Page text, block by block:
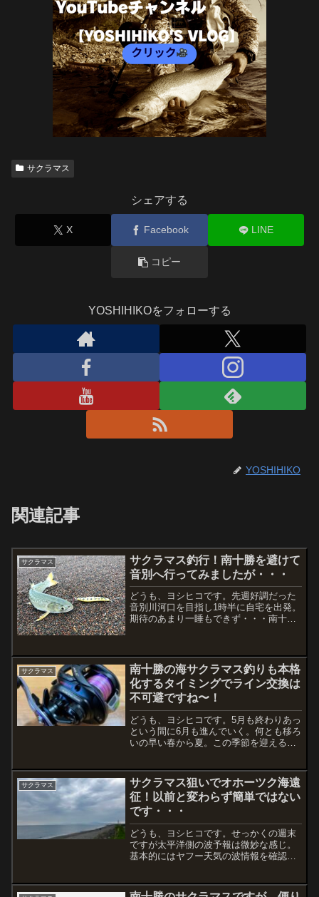
サクラマス
シェアする
X Facebook LINE
コピー
YOSHIHIKOをフォローする
YOSHIHIKO
関連記事
サクラマス
サクラマス釣行！南十勝を避けて
音別へ行ってみましたが・・・
どうも、ヨシヒコです。先週好調だった
音別川河口を目指し1時半に自宅を出発。
期待のあまり一睡もできず・・・南十勝
東側の方が波風ともに条件が良さそう。
現地に到着して河口まで...
サクラマス
南十勝の海サクラマス釣りも本格
化するタイミングでライン交換は
不可避ですね〜！
どうも、ヨシヒコです。5月も終わりあっ
という間に6月も進んでいく。何とも移ろ
いの早い春から夏。この季節を迎える
とが多すぎて、天候次第ではありますが
休んでる暇なんてないです...
サクラマス
サクラマス狙いでオホーツク海遠
征！以前と変わらず簡単ではない
です・・・
どうも、ヨシヒコです。せっかくの週末
ですが太平洋側の波予報は微妙な感じ。
基本的にはヤフー天気の波情報を確認し
広範囲に広がっていれば釣りにはなると